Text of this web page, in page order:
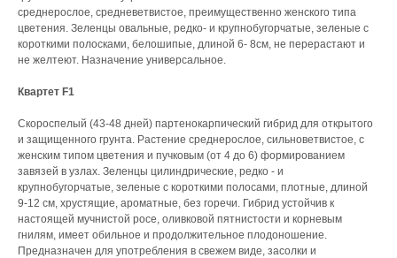
среднерослое, средневетвистое, преимущественно женского типа
цветения. Зеленцы овальные, редко- и крупнобугорчатые, зеленые с
короткими полосками, белошипые, длиной 6- 8см, не перерастают и
не желтеют. Назначение универсальное.
Квартет F1
Скороспелый (43-48 дней) партенокарпический гибрид для открытого
и защищенного грунта. Растение среднерослое, сильноветвистое, с
женским типом цветения и пучковым (от 4 до 6) формированием
завязей в узлах. Зеленцы цилиндрические, редко - и
крупнобугорчатые, зеленые с короткими полосами, плотные, длиной
9-12 см, хрустящие, ароматные, без горечи. Гибрид устойчив к
настоящей мучнистой росе, оливковой пятнистости и корневым
гнилям, имеет обильное и продолжительное плодоношение.
Предназначен для употребления в свежем виде, засолки и